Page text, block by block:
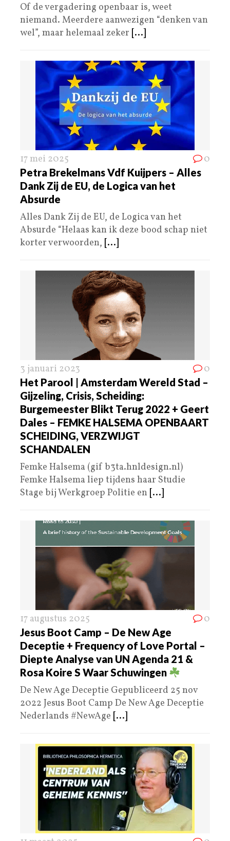
Of de vergadering openbaar is, weet
niemand. Meerdere aanwezigen “denken van
wel”, maar helemaal zeker [...]
17 mei 2025 0
Petra Brekelmans Vdf Kuijpers – Alles
Dank Zij de EU, de Logica van het
Absurde
Alles Dank Zij de EU, de Logica van het
Absurde “Helaas kan ik deze bood schap niet
korter verwoorden, [...]
3 januari 2023 0
Het Parool | Amsterdam Wereld Stad –
Gijzeling, Crisis, Scheiding:
Burgemeester Blikt Terug 2022 + Geert
Dales – FEMKE HALSEMA OPENBAART
SCHEIDING, VERZWIJGT
SCHANDALEN
Femke Halsema (gif b3ta.hnldesign.nl)
Femke Halsema liep tijdens haar Studie
Stage bij Werkgroep Politie en [...]
17 augustus 2025 0
Jesus Boot Camp – De New Age
Deceptie + Frequency of Love Portal –
Diepte Analyse van UN Agenda 21 &
Rosa Koire S Waar Schuwingen
De New Age Deceptie Gepubliceerd 25 nov
2022 Jesus Boot Camp De New Age Deceptie
Nederlands #NewAge [...]